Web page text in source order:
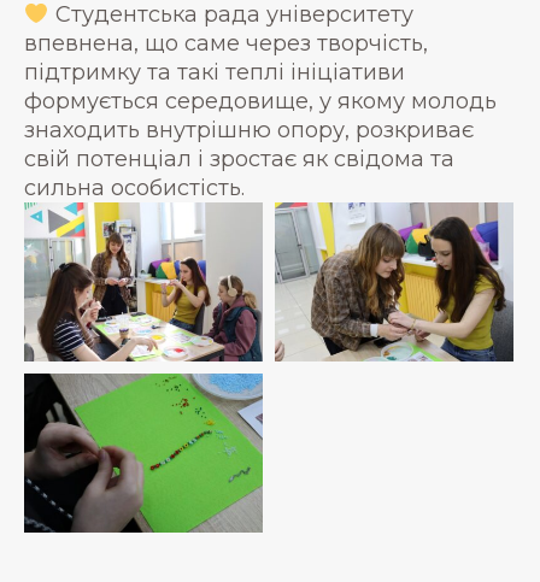
Студентська рада університету
впевнена, що саме через творчість,
підтримку та такі теплі ініціативи
формується середовище, у якому молодь
знаходить внутрішню опору, розкриває
свій потенціал і зростає як свідома та
сильна особистість.